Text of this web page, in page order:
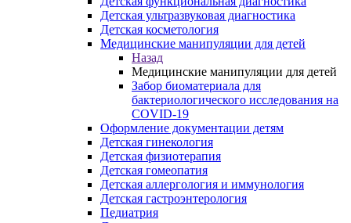
Детская ультразвуковая диагностика
Детская косметология
Медицинские манипуляции для детей
Назад
Медицинские манипуляции для детей
Забор биоматериала для
бактериологического исследования на
COVID-19
Оформление документации детям
Детская гинекология
Детская физиотерапия
Детская гомеопатия
Детская аллергология и иммунология
Детская гастроэнтерология
Педиатрия